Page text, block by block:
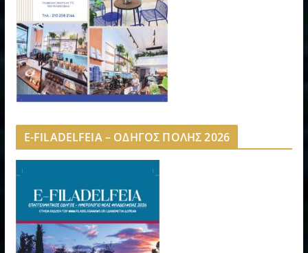
E-FILADELFEIA – ΟΔΗΓΟΣ ΠΟΛΗΣ 2026